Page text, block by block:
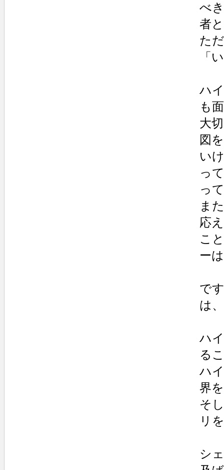
べ
者
た
「
ハ
も
大
図
い
っ
っ
ま
応
こ
ー
で
は
ハ
る
ハ
界
そ
リ
シ